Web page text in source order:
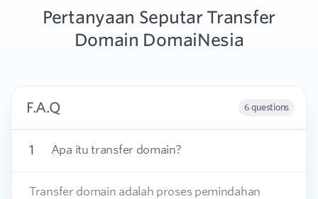
Pertanyaan Seputar Transfer
Domain DomaiNesia
F.A.Q 6 questions
1 Apa itu transfer domain?
Transfer domain adalah proses pemindahan